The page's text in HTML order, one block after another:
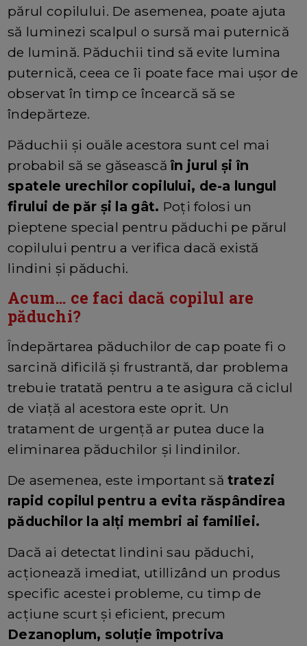
părul copilului. De asemenea, poate ajuta
să luminezi scalpul o sursă mai puternică
de lumină. Păduchii tind să evite lumina
puternică, ceea ce îi poate face mai ușor de
observat în timp ce încearcă să se
îndepărteze.
Păduchii și ouăle acestora sunt cel mai
probabil să se găseascăîn jurul și în
spatele urechilor copilului, de-a lungul
firului de păr și la gât. Poți folosi un
pieptene special pentru păduchi pe părul
copilului pentru a verifica dacă există
lindini și păduchi.
Acum… ce faci dacă copilul are
păduchi?
Îndepărtarea păduchilor de cap poate fi o
sarcină dificilă și frustrantă, dar problema
trebuie tratată pentru a te asigura că ciclul
de viață al acestora este oprit. Un
tratament de urgență ar putea duce la
eliminarea păduchilor și lindinilor.
De asemenea, este important sătratezi
rapid copilul pentru a evita răspândirea
păduchilor la alți membri ai familiei.
Dacă ai detectat lindini sau păduchi,
acționează imediat, utillizând un produs
specific acestei probleme, cu timp de
acțiune scurt și eficient, precum
Dezanoplum, soluție împotriva